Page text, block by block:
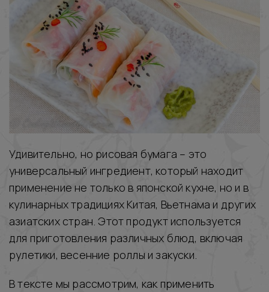
Удивительно, но рисовая бумага – это
универсальный ингредиент, который находит
применение не только в японской кухне, но и в
кулинарных традициях Китая, Вьетнама и других
азиатских стран. Этот продукт используется
для приготовления различных блюд, включая
рулетики, весенние роллы и закуски.
В тексте мы рассмотрим, как применить